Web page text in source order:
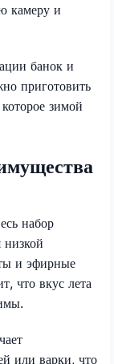
камеру и
банок и
приготовить
зимой
набор
и эфирные
что вкус лета
или варки, что